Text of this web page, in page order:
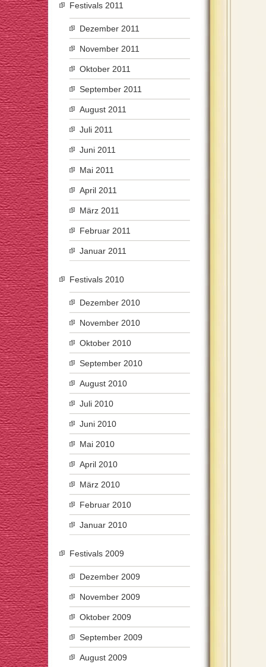
Festivals 2011
Dezember 2011
November 2011
Oktober 2011
September 2011
August 2011
Juli 2011
Juni 2011
Mai 2011
April 2011
März 2011
Februar 2011
Januar 2011
Festivals 2010
Dezember 2010
November 2010
Oktober 2010
September 2010
August 2010
Juli 2010
Juni 2010
Mai 2010
April 2010
März 2010
Februar 2010
Januar 2010
Festivals 2009
Dezember 2009
November 2009
Oktober 2009
September 2009
August 2009